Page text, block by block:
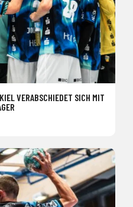
VERABSCHIEDET SICH MIT